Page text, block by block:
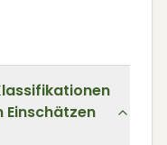
Einschätzen